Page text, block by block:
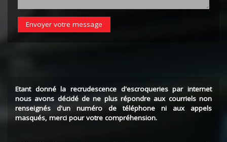
Envoyer votre message
Etant donné la recrudescence d'escroqueries par internet
nous avons décidé de ne plus répondre aux courriels non
renseignés d'un numéro de téléphone ni aux appels
masqués, merci pour votre compréhension.